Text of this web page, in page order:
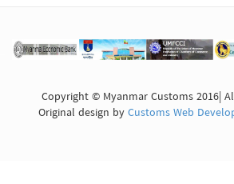
Copyright © Myanmar Customs 2016|
Original design byCustoms Web